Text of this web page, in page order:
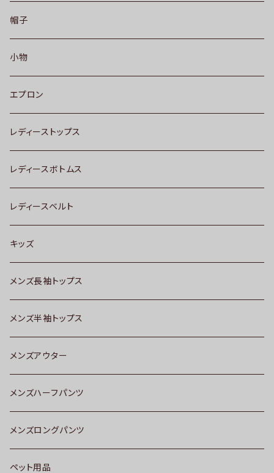
帽子
小物
エプロン
レディーストップス
レディースボトムス
レディースベルト
キッズ
メンズ長袖トップス
メンズ半袖トップス
メンズアウター
メンズハーフパンツ
メンズロングパンツ
ペット用品